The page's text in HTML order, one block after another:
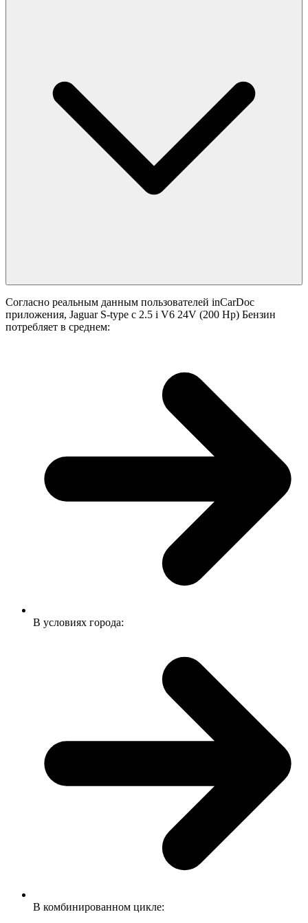
Согласно реальным данным пользователей inCarDoc
приложения, Jaguar S-type с 2.5 i V6 24V (200 Hp) Бензин
потребляет в среднем:
В условиях города:
В комбинированном цикле: